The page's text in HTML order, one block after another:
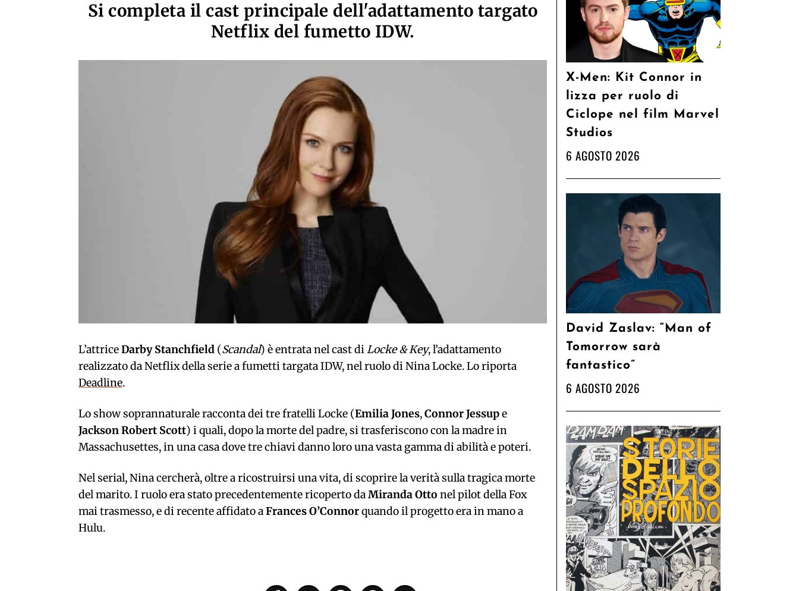
Si completa il cast principale dell'adattamento targato
Netflix del fumetto IDW.
L’attriceDarby Stanchfield (Scandal) è entrata nel cast diLocke & Key, l’adattamento
realizzato da Netflix della serie a fumetti targata IDW, nel ruolo di Nina Locke. Lo riporta
Deadline.
Lo show soprannaturale racconta dei tre fratelli Locke (Emilia Jones,Connor Jessupe
Jackson Robert Scott) i quali, dopo la morte del padre, si trasferiscono con la madre in
Massachusettes, in una casa dove tre chiavi danno loro una vasta gamma di abilità e poteri.
Nel serial, Nina cercherà, oltre a ricostruirsi una vita, di scoprire la verità sulla tragica morte
del marito. I ruolo era stato precedentemente ricoperto daMiranda Otto nel pilot della Fox
mai trasmesso, e di recente affidato aFrances O’Connorquando il progetto era in mano a
Hulu.
X-Men: Kit Connor in
lizza per ruolo di
Ciclope nel film Marvel
Studios
6 AGOSTO 2026
David Zaslav: “Man of
Tomorrow sarà
fantastico”
6 AGOSTO 2026